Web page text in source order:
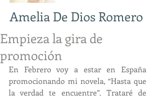
Amelia De Dios Romero
Empieza la gira de
promoción
En Febrero voy a estar en España
promocionando mi novela, “Hasta que
la verdad te encuentre”. Trataré de